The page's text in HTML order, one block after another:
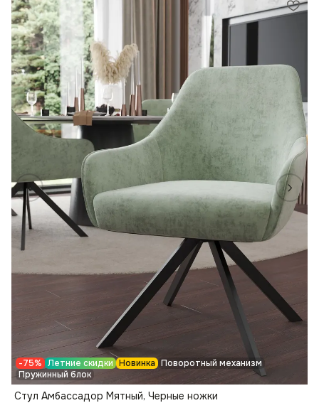
-75% Летние скидки Новинка Поворотный механизм
Пружинный блок
Стул Амбассадор Мятный, Черные ножки